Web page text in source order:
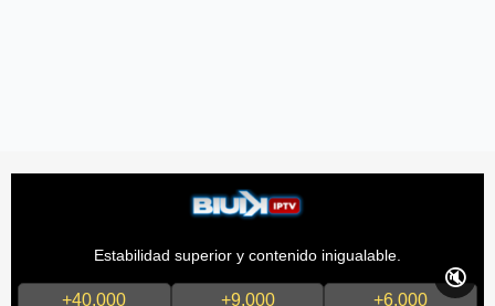
Estabilidad superior y contenido inigualable.
+40,000 +9,000 +6,000
🔇